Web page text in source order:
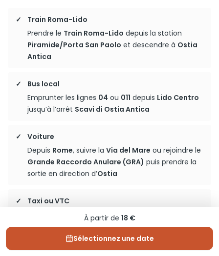
Train Roma-Lido
Prendre le Train Roma-Lido depuis la station
Piramide/Porta San Paolo et descendre à Ostia
Antica
Bus local
Emprunter les lignes 04 ou 011 depuis Lido Centro
jusqu’à l’arrêt Scavi di Ostia Antica
Voiture
Depuis Rome, suivre la Via del Mare ou rejoindre le
Grande Raccordo Anulare (GRA) puis prendre la
sortie en direction d’Ostia
Taxi ou VTC
Taxiou unVTC
quel point deRomepour arriver directement à
Ostia Antica
À partir de 18 €
Sélectionnez une date